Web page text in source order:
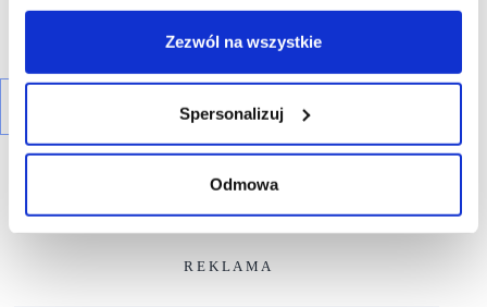
Zezwól na wszystkie
Spersonalizuj
Odmowa
R E K L A M A